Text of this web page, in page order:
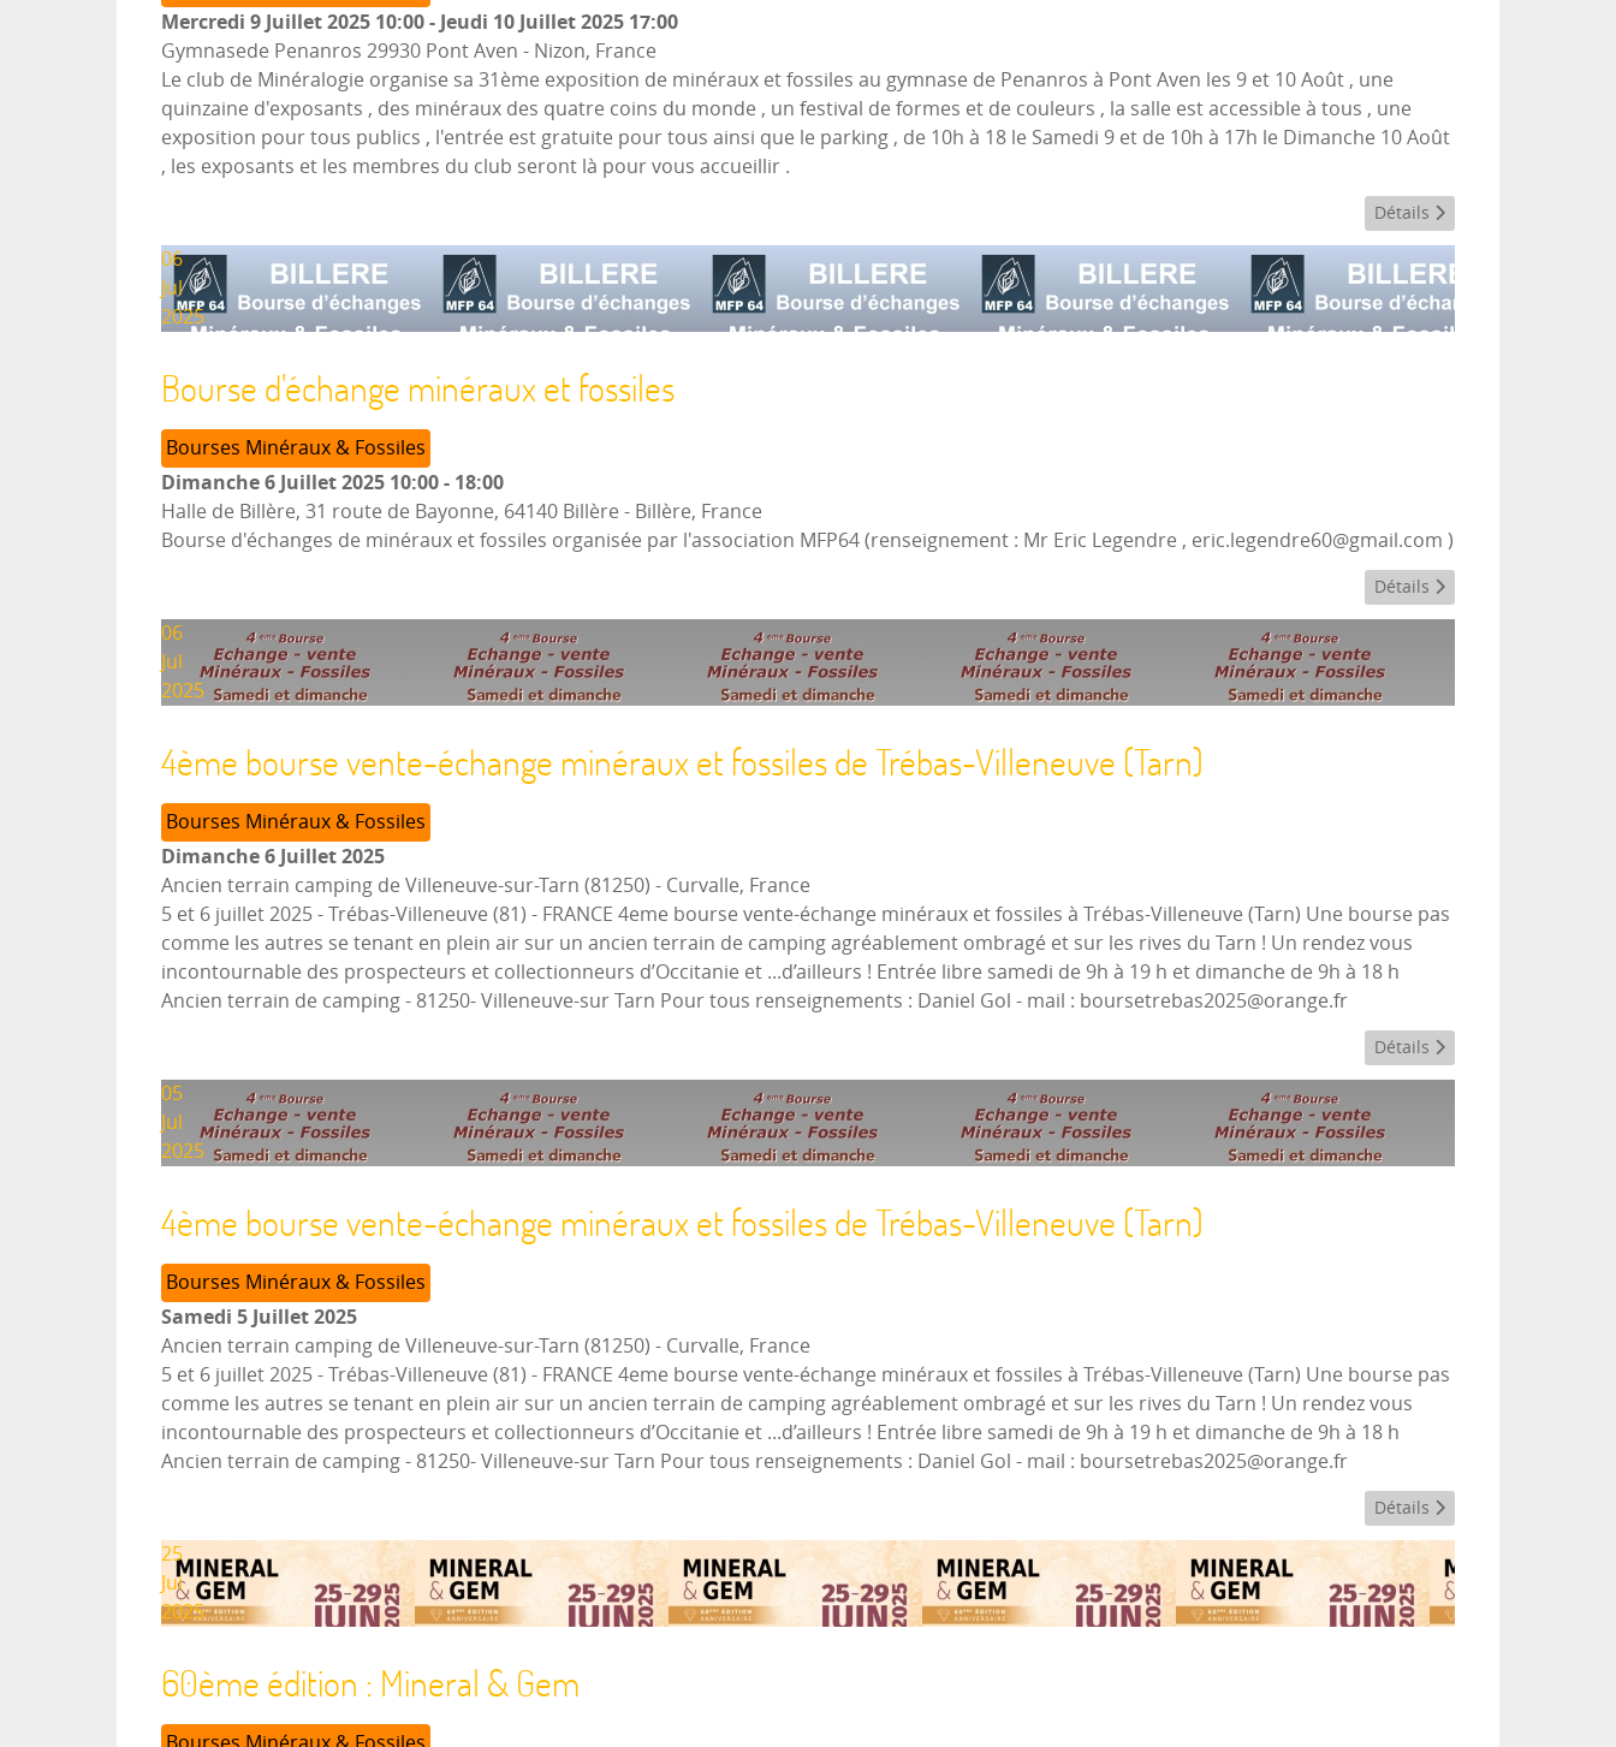
Mercredi 9 Juillet 2025 10:00- Jeudi 10 Juillet 2025 17:00
Gymnasede Penanros 29930 Pont Aven - Nizon, France
Le club de Minéralogie organise sa 31ème exposition de minéraux et fossiles au gymnase de Penanros à Pont Aven les 9 et 10 Août , une
quinzaine d'exposants , des minéraux des quatre coins du monde , un festival de formes et de couleurs , la salle est accessible à tous , une
exposition pour tous publics , l'entrée est gratuite pour tous ainsi que le parking , de 10h à 18 le Samedi 9 et de 10h à 17h le Dimanche 10 Août
, les exposants et les membres du club seront là pour vous accueillir .
Détails
06
Jul
2025
Bourse d'échange minéraux et fossiles
Bourses Minéraux & Fossiles
Dimanche 6 Juillet 2025 10:00- 18:00
Halle de Billère, 31 route de Bayonne, 64140 Billère - Billère, France
Bourse d'échanges de minéraux et fossiles organisée par l'association MFP64 (renseignement : Mr Eric Legendre , eric.legendre60@gmail.com )
Détails
06
Jul
2025
4ème bourse vente-échange minéraux et fossiles de Trébas-Villeneuve (Tarn)
Bourses Minéraux & Fossiles
Dimanche 6 Juillet 2025
Ancien terrain camping de Villeneuve-sur-Tarn (81250) - Curvalle, France
5 et 6 juillet 2025 - Trébas-Villeneuve (81) - FRANCE 4eme bourse vente-échange minéraux et fossiles à Trébas-Villeneuve (Tarn) Une bourse pas
comme les autres se tenant en plein air sur un ancien terrain de camping agréablement ombragé et sur les rives du Tarn ! Un rendez vous
incontournable des prospecteurs et collectionneurs d’Occitanie et ...d’ailleurs ! Entrée libre samedi de 9h à 19 h et dimanche de 9h à 18 h
Ancien terrain de camping - 81250- Villeneuve-sur Tarn Pour tous renseignements : Daniel Gol - mail : boursetrebas2025@orange.fr
Détails
05
Jul
2025
4ème bourse vente-échange minéraux et fossiles de Trébas-Villeneuve (Tarn)
Bourses Minéraux & Fossiles
Samedi 5 Juillet 2025
Ancien terrain camping de Villeneuve-sur-Tarn (81250) - Curvalle, France
5 et 6 juillet 2025 - Trébas-Villeneuve (81) - FRANCE 4eme bourse vente-échange minéraux et fossiles à Trébas-Villeneuve (Tarn) Une bourse pas
comme les autres se tenant en plein air sur un ancien terrain de camping agréablement ombragé et sur les rives du Tarn ! Un rendez vous
incontournable des prospecteurs et collectionneurs d’Occitanie et ...d’ailleurs ! Entrée libre samedi de 9h à 19 h et dimanche de 9h à 18 h
Ancien terrain de camping - 81250- Villeneuve-sur Tarn Pour tous renseignements : Daniel Gol - mail : boursetrebas2025@orange.fr
Détails
25
Jui
2025
60ème édition : Mineral & Gem